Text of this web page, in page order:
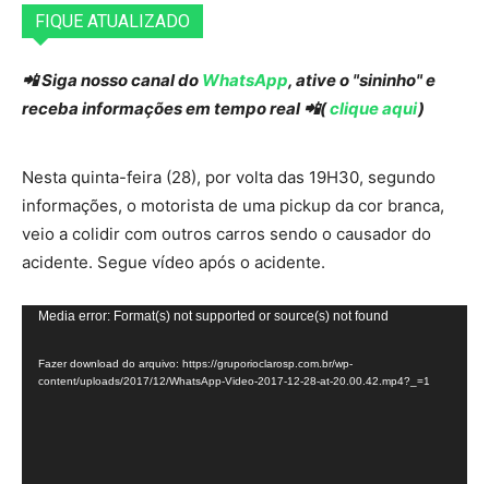
FIQUE ATUALIZADO
📲 Siga nosso canal do WhatsApp, ative o "sininho" e
receba informações em tempo real 📲(clique aqui)
Nesta quinta-feira (28), por volta das 19H30, segundo
informações, o motorista de uma pickup da cor branca,
veio a colidir com outros carros sendo o causador do
acidente. Segue vídeo após o acidente.
Media error: Format(s) not supported or source(s) not found
Fazer download do arquivo: https://gruporioclarosp.com.br/wp-
content/uploads/2017/12/WhatsApp-Video-2017-12-28-at-20.00.42.mp4?_=1